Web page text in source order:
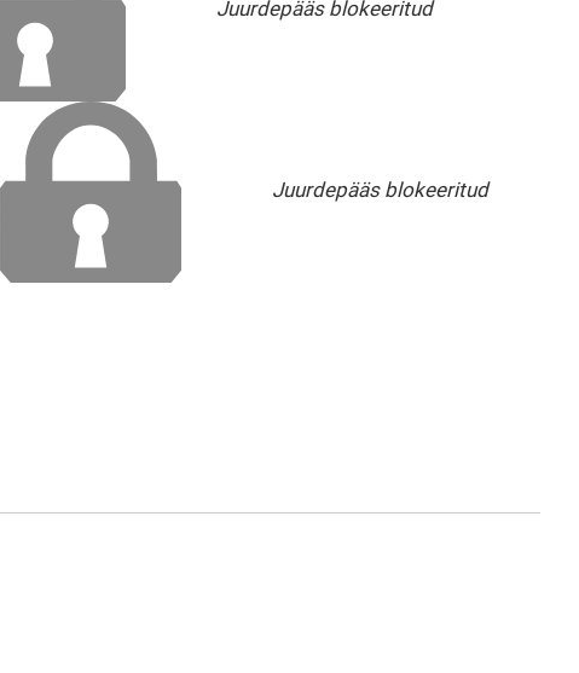
Juurdepääs blokeeritud
Juurdepääs blokeeritud